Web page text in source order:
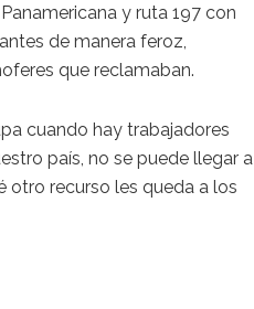
y ruta 197 con
de manera feroz,
que reclamaban.
cuando hay trabajadores
país, no se puede llegar a
otro recurso les queda a los